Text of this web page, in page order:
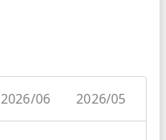
2026/06 2026/05